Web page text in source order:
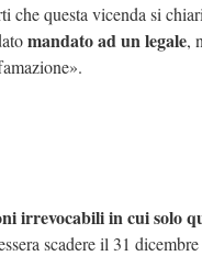
questa vicenda si
mandato ad un legale,
irrevocabili in cui solo
scadere il 31 dicembre